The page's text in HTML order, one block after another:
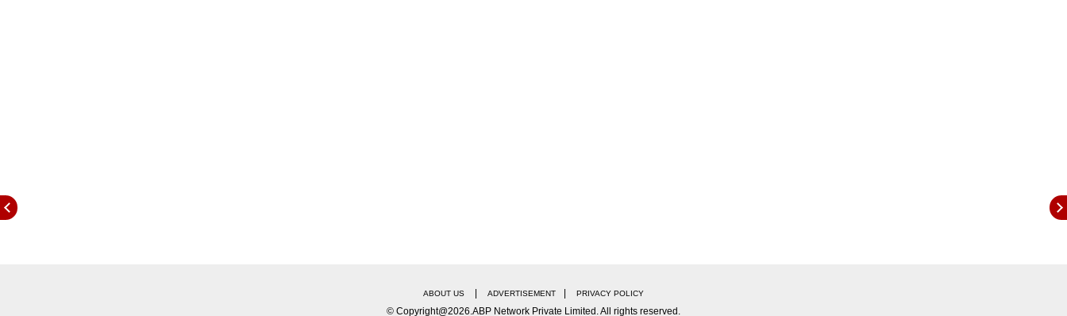
ABOUT US ADVERTISEMENT PRIVACY POLICY
© Copyright@2026.ABP Network Private Limited. All rights reserved.